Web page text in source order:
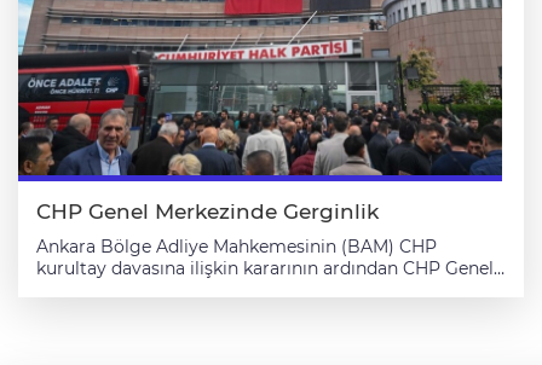
CHP Genel Merkezinde Gerginlik
Ankara Bölge Adliye Mahkemesinin (BAM) CHP
kurultay davasına ilişkin kararının ardından CHP Genel